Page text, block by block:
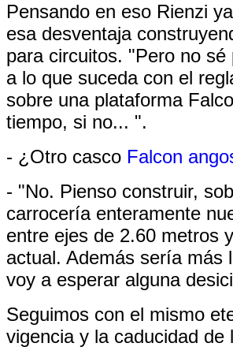
Pensando en eso Rienzi
esa desventaja
para circuitos. "Pero no
a lo que suceda con el
sobre una plataforma
tiempo, si no... ".
- ¿Otro casco Falcon
- "No. Pienso construir,
carrocería enteramente
entre ejes de 2.60 metros
actual. Además sería más
voy a esperar alguna
Seguimos con el mismo
vigencia y la caducidad de